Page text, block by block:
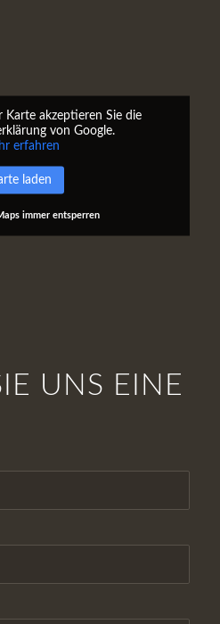
Karte akzeptieren Sie die
von Google.
erfahren
laden
immer entsperren
UNS EINE